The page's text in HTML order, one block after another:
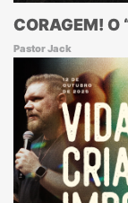
CORAGEM!
Pastor Jack